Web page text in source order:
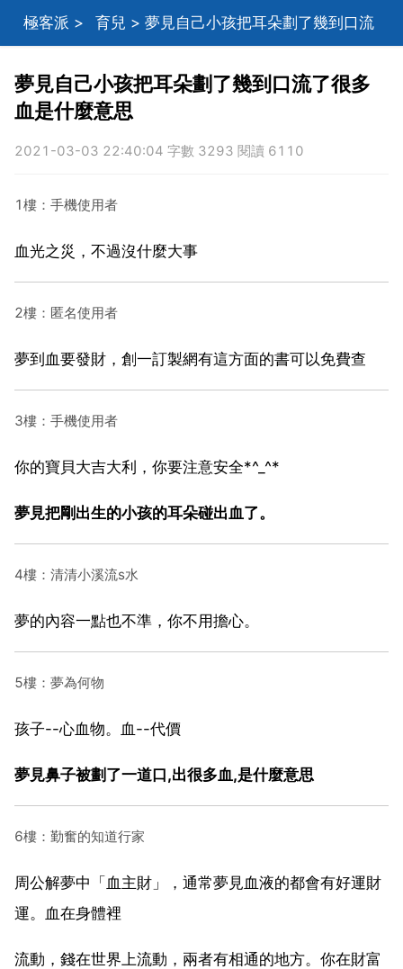
極客派 > 育兒 > 夢見自己小孩把耳朵劃了幾到口流
了很多血是什麼意思
夢見自己小孩把耳朵劃了幾到口流了很多
血是什麼意思
2021-03-03 22:40:04 字數 3293 閱讀 6110
1樓：手機使用者
血光之災，不過沒什麼大事
2樓：匿名使用者
夢到血要發財，創一訂製網有這方面的書可以免費查
3樓：手機使用者
你的寶貝大吉大利，你要注意安全*^_^*
夢見把剛出生的小孩的耳朵碰出血了。
4樓：清清小溪流s水
夢的內容一點也不準，你不用擔心。
5樓：夢為何物
孩子--心血物。血--代價
夢見鼻子被劃了一道口,出很多血,是什麼意思
6樓：勤奮的知道行家
周公解夢中「血主財」，通常夢見血液的都會有好運財
運。血在身體裡
流動，錢在世界上流動，兩者有相通的地方。你在財富